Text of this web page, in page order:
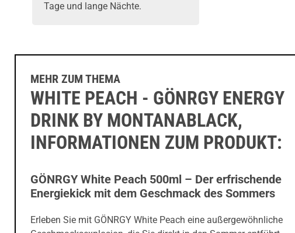
Tage und lange Nächte.
MEHR ZUM THEMA
WHITE PEACH - GÖNRGY ENERGY
DRINK BY MONTANABLACK,
INFORMATIONEN ZUM PRODUKT:
GÖNRGY White Peach 500ml – Der erfrischende
Energiekick mit dem Geschmack des Sommers
Erleben Sie mit GÖNRGY White Peach eine außergewöhnliche